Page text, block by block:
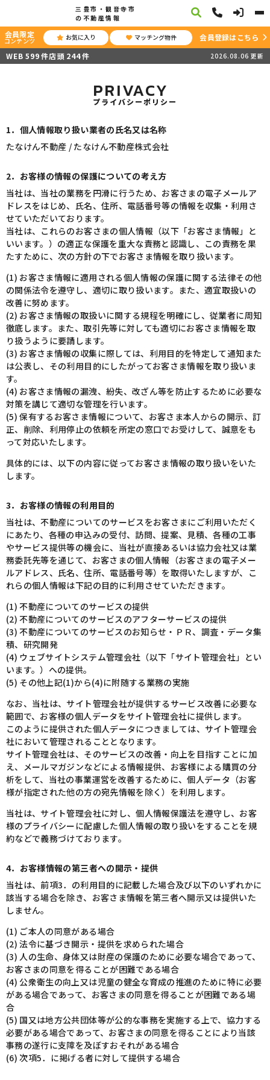
三豊市・観音寺市
の不動産情報
会員限定
コンテンツ お気に入り マッチング物件
会員登録はこちら
WEB 599件店頭 244件 2026.08.06 更新
PRIVACY
プライバシーポリシー
1．個人情報取り扱い業者の氏名又は名称
たなけん不動産 / たなけん不動産株式会社
2．お客様の情報の保護についての考え方
当社は、当社の業務を円滑に行うため、お客さまの電子メールア
ドレスをはじめ、氏名、住所、電話番号等の情報を収集・利用さ
せていただいております。
当社は、これらのお客さまの個人情報（以下「お客さま情報」と
いいます。）の適正な保護を重大な責務と認識し、この責務を果
たすために、次の方針の下でお客さま情報を取り扱います。
(1) お客さま情報に適用される個人情報の保護に関する法律その他
の関係法令を遵守し、適切に取り扱います。また、適宜取扱いの
改善に努めます。
(2) お客さま情報の取扱いに関する規程を明確にし、従業者に周知
徹底します。また、取引先等に対しても適切にお客さま情報を取
り扱うように要請します。
(3) お客さま情報の収集に際しては、利用目的を特定して通知また
は公表し、その利用目的にしたがってお客さま情報を取り扱いま
す。
(4) お客さま情報の漏洩、紛失、改ざん等を防止するために必要な
対策を講じて適切な管理を行います。
(5) 保有するお客さま情報について、お客さま本人からの開示、訂
正、削除、利用停止の依頼を所定の窓口でお受けして、誠意をも
って対応いたします。
具体的には、以下の内容に従ってお客さま情報の取り扱いをいた
します。
3．お客様の情報の利用目的
当社は、不動産についてのサービスをお客さまにご利用いただく
にあたり、各種の申込みの受付、訪問、提案、見積、各種の工事
やサービス提供等の機会に、当社が直接あるいは協力会社又は業
務委託先等を通じて、お客さまの個人情報（お客さまの電子メー
ルアドレス、氏名、住所、電話番号等）を取得いたしますが、こ
れらの個人情報は下記の目的に利用させていただきます。
(1) 不動産についてのサービスの提供
(2) 不動産についてのサービスのアフターサービスの提供
(3) 不動産についてのサービスのお知らせ・ＰＲ、調査・データ集
積、研究開発
(4) ウェブサイトシステム管理会社（以下「サイト管理会社」とい
います。）への提供。
(5) その他上記(1)から(4)に附随する業務の実施
なお、当社は、サイト管理会社が提供するサービス改善に必要な
範囲で、お客様の個人データをサイト管理会社に提供します。
このように提供された個人データにつきましては、サイト管理会
社において管理されることとなります。
サイト管理会社は、そのサービスの改善・向上を目指すことに加
え、メールマガジンなどによる情報提供、お客様による購買の分
析をして、当社の事業運営を改善するために、個人データ（お客
様が指定された他の方の宛先情報を除く）を利用します。
当社は、サイト管理会社に対し、個人情報保護法を遵守し、お客
様のプライバシーに配慮した個人情報の取り扱いをすることを規
約などで義務づけております。
4．お客様情報の第三者への開示・提供
当社は、前項3．の利用目的に記載した場合及び以下のいずれかに
該当する場合を除き、お客さま情報を第三者へ開示又は提供いた
しません。
(1) ご本人の同意がある場合
(2) 法令に基づき開示・提供を求められた場合
(3) 人の生命、身体又は財産の保護のために必要な場合であって、
お客さまの同意を得ることが困難である場合
(4) 公衆衛生の向上又は児童の健全な育成の推進のために特に必要
がある場合であって、お客さまの同意を得ることが困難である場
合
(5) 国又は地方公共団体等が公的な事務を実施する上で、協力する
必要がある場合であって、お客さまの同意を得ることにより当該
事務の遂行に支障を及ぼすおそれがある場合
(6) 次項5．に掲げる者に対して提供する場合